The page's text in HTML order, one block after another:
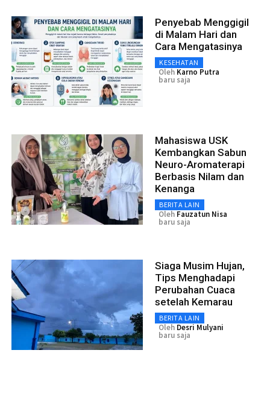
Penyebab Menggigil
di Malam Hari dan
Cara Mengatasinya
KESEHATAN
Oleh Karno Putra
baru saja
Mahasiswa USK
Kembangkan Sabun
Neuro-Aromaterapi
Berbasis Nilam dan
Kenanga
BERITA LAIN
Oleh Fauzatun Nisa
baru saja
Siaga Musim Hujan,
Tips Menghadapi
Perubahan Cuaca
setelah Kemarau
BERITA LAIN
Oleh Desri Mulyani
baru saja